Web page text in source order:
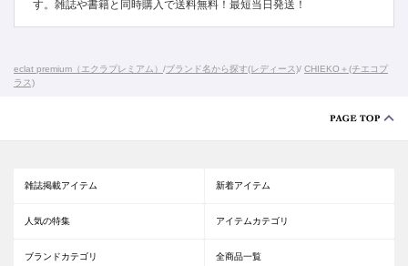
す。雑誌や書籍と同時購入で送料無料！最短当日発送！
eclat premium（エクラプレミアム） /ブランド名から探す(レディース)/ CHIEKO＋(チエコプ
ラス)
雑誌掲載アイテム 新着アイテム
人気の特集 アイテムカテゴリ
ブランドカテゴリ 全商品一覧